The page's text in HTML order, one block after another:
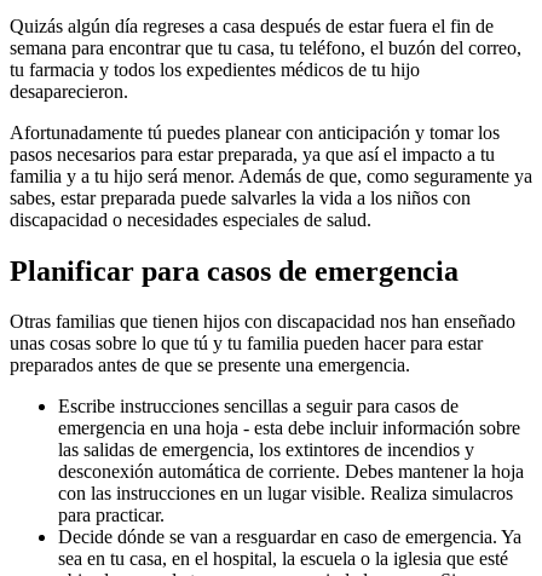
Quizás algún día regreses a casa después de estar fuera el fin de
semana para encontrar que tu casa, tu teléfono, el buzón del correo,
tu farmacia y todos los expedientes médicos de tu hijo
desaparecieron.
Afortunadamente tú puedes planear con anticipación y tomar los
pasos necesarios para estar preparada, ya que así el impacto a tu
familia y a tu hijo será menor. Además de que, como seguramente ya
sabes, estar preparada puede salvarles la vida a los niños con
discapacidad o necesidades especiales de salud.
Planificar para casos de emergencia
Otras familias que tienen hijos con discapacidad nos han enseñado
unas cosas sobre lo que tú y tu familia pueden hacer para estar
preparados antes de que se presente una emergencia.
Escribe instrucciones sencillas a seguir para casos de
emergencia en una hoja - esta debe incluir información sobre
las salidas de emergencia, los extintores de incendios y
desconexión automática de corriente. Debes mantener la hoja
con las instrucciones en un lugar visible. Realiza simulacros
para practicar.
Decide dónde se van a resguardar en caso de emergencia. Ya
sea en tu casa, en el hospital, la escuela o la iglesia que esté